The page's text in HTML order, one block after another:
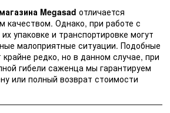
Megasad отличается
качеством. Однако, при работе с
упаковке и транспортировке могут
малоприятные ситуации. Подобные
редко, но в данном случае, при
гибели саженца мы гарантируем
или полный возврат стоимости